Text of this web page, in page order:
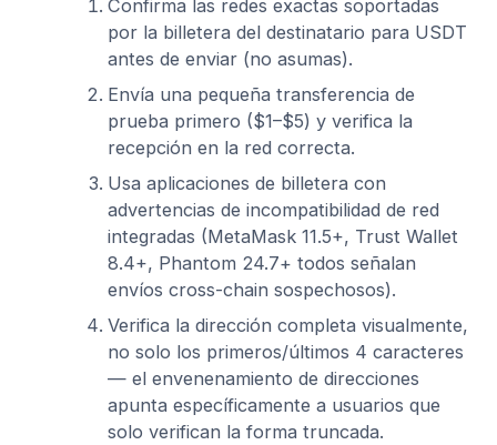
Confirma las redes exactas soportadas
por la billetera del destinatario para USDT
antes de enviar (no asumas).
Envía una pequeña transferencia de
prueba primero ($1–$5) y verifica la
recepción en la red correcta.
Usa aplicaciones de billetera con
advertencias de incompatibilidad de red
integradas (MetaMask 11.5+, Trust Wallet
8.4+, Phantom 24.7+ todos señalan
envíos cross-chain sospechosos).
Verifica la dirección completa visualmente,
no solo los primeros/últimos 4 caracteres
— el envenenamiento de direcciones
apunta específicamente a usuarios que
solo verifican la forma truncada.